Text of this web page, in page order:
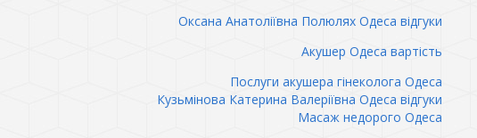
Оксана Анатоліївна Полюлях Одеса відгуки
Акушер Одеса вартість
Послуги акушера гінеколога Одеса
Кузьмінова Катерина Валеріївна Одеса відгуки
Масаж недорого Одеса